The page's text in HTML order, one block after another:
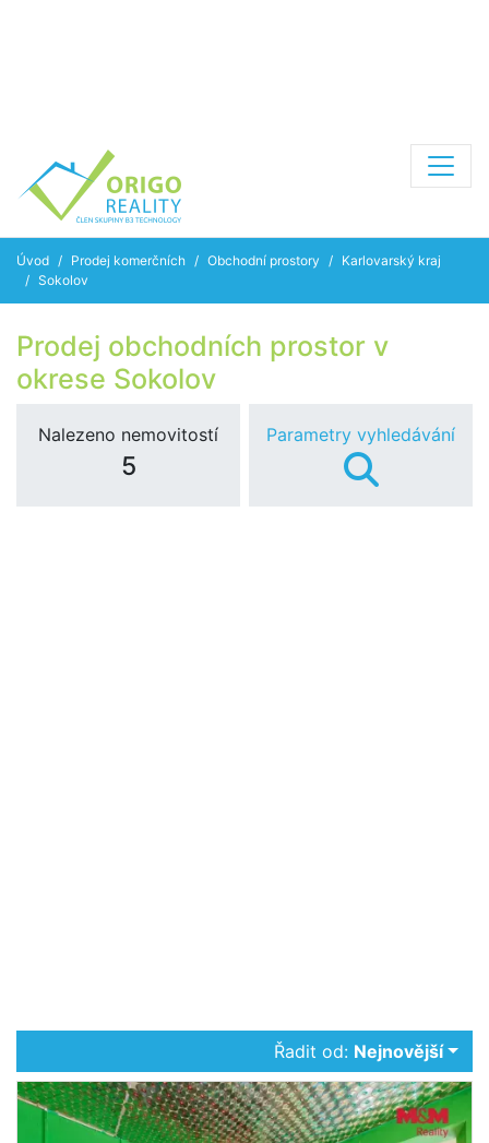
Úvod Prodej komerčních Obchodní prostory
Karlovarský kraj
Sokolov
Prodej obchodních prostor v
okrese Sokolov
Nalezeno nemovitostí
5
Parametry vyhledávání
Řadit od: Nejnovější